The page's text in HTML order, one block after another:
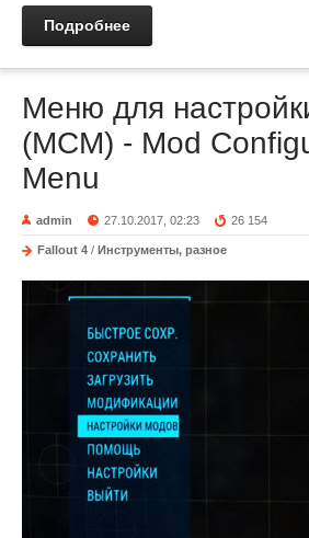
Подробнее
Меню для
(MCM) - Mod
Menu
admin 27.10.2017, 02:23 26 154
Fallout 4 / Инструменты, разное